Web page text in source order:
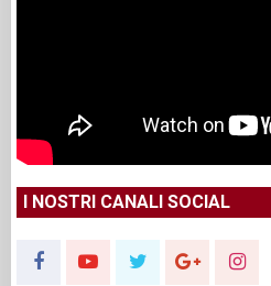
I NOSTRI CANALI SOCIAL